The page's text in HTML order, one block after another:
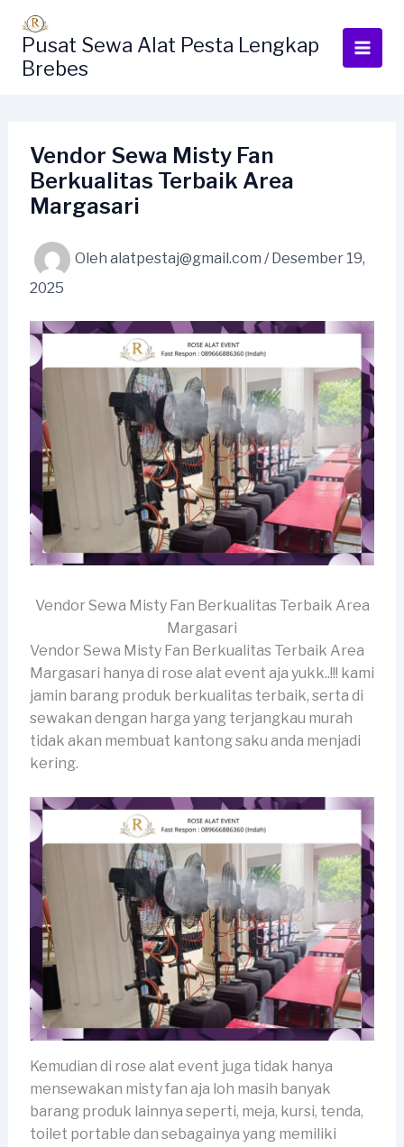
kontenPusat Sewa Alat Pesta Lengkap
Brebes
Vendor Sewa Misty Fan
Berkualitas Terbaik Area
Margasari
Oleh alatpestaj@gmail.com / Desember 19,
2025
Vendor Sewa Misty Fan Berkualitas Terbaik Area
Margasari
Vendor Sewa Misty Fan Berkualitas Terbaik Area
Margasari hanya di rose alat event aja yukk..!!! kami
jamin barang produk berkualitas terbaik, serta di
sewakan dengan harga yang terjangkau murah
tidak akan membuat kantong saku anda menjadi
kering.
Kemudian di rose alat event juga tidak hanya
mensewakan misty fan aja loh masih banyak
barang produk lainnya seperti, meja, kursi, tenda,
toilet portable dan sebagainya yang memiliki